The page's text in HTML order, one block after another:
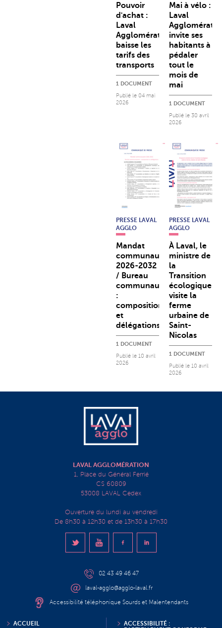
Pouvoir
d'achat :
Laval
Agglomération
baisse les
tarifs des
transports
1 DOCUMENT
Publié le 04 mai
2026
Mai à vélo :
Laval
invite ses
habitants à
pédaler
tout le
mois de
mai
1 DOCUMENT
Publié le 30 avril
2026
PRESSE LAVAL
AGGLO
Mandat
communautaire
2026-2032
/ Bureau
communautaire
:
composition
et
délégations
1 DOCUMENT
Publié le 10 avril
2026
PRESSE LAVAL
AGGLO
À Laval, le
ministre de
la
Transition
écologique
visite la
ferme
urbaine de
Saint-
Nicolas
1 DOCUMENT
Publié le 10 avril
2026
LAVAL AGGLOMÉRATION
1, Place du Général Ferrié
CS 60809
53008 LAVAL Cedex
Ouverture du lundi au vendredi
De 8h30 à 12h30 et de 13h30 à 17h30
02 43 49 46 47
laval-agglo@agglo-laval.fr
Accessibilité téléphonique Sourds et Malentendants
ACCUEIL
ACCESSIBILITÉ :